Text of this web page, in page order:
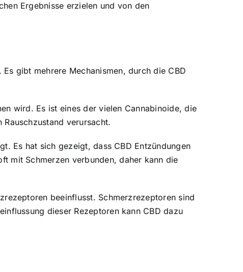
Ergebnisse erzielen und von den
gibt mehrere Mechanismen, durch die CBD
wird. Es ist eines der vielen Cannabinoide, die
verursacht.
Es hat sich gezeigt, dass CBD Entzündungen
mit Schmerzen verbunden, daher kann die
beeinflusst. Schmerzrezeptoren sind
dieser Rezeptoren kann CBD dazu